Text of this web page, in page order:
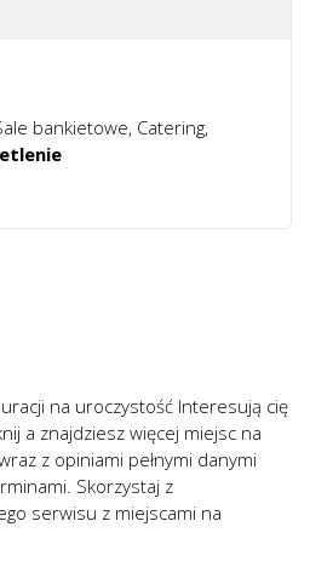
bankietowe Catering
na uroczystość Interesują cię
a znajdziesz więcej miejsc na
z opiniami pełnymi danymi
Skorzystaj z
serwisu z miejscami na